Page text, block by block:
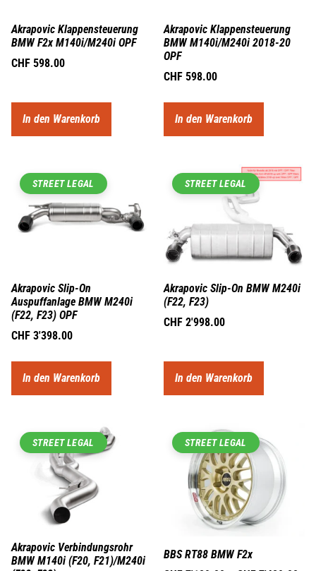
Akrapovic Klappensteuerung
BMW F2x M140i/M240i OPF
CHF 598.00
In den Warenkorb
Akrapovic Klappensteuerung
BMW M140i/M240i 2018-20
OPF
CHF 598.00
In den Warenkorb
STREET LEGAL
Akrapovic Slip-On
Auspuffanlage BMW M240i
(F22, F23) OPF
CHF 3'398.00
In den Warenkorb
STREET LEGAL
Akrapovic Slip-On BMW M240i
(F22, F23)
CHF 2'998.00
In den Warenkorb
STREET LEGAL
Akrapovic Verbindungsrohr
BMW M140i (F20, F21)/M240i
STREET LEGAL
BBS RT88 BMW F2x